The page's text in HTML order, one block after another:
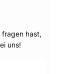
fragen hast,
uns!